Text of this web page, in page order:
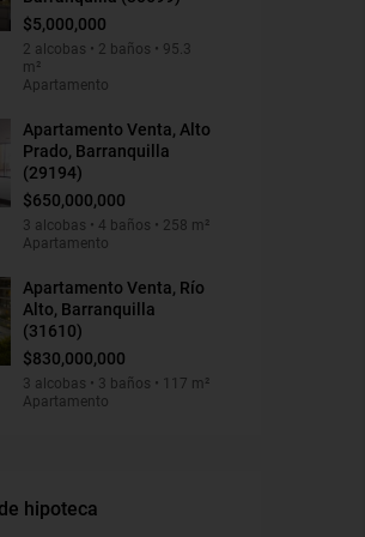
$5,000,000
2 alcobas • 2 baños • 95.3
m²
Apartamento
Apartamento Venta, Alto
Prado, Barranquilla
(29194)
$650,000,000
3 alcobas • 4 baños • 258 m²
Apartamento
Apartamento Venta, Río
Alto, Barranquilla
(31610)
$830,000,000
3 alcobas • 3 baños • 117 m²
Apartamento
hipoteca